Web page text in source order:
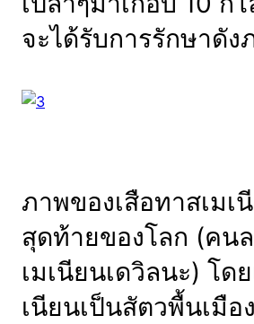
จะได้รับการรักษาดัง
ภาพของเสือทาสเมเ
สุดท้ายของโลก (คน
เมเนียนเดวิลนะ) โด
เนียนเป็นสัตวพื้นเมือ